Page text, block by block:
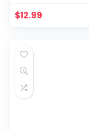
en Gordelsnijder
$12.99